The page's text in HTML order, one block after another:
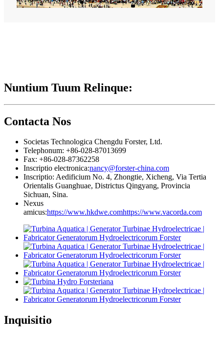
Nuntium Tuum Relinque:
Contacta Nos
Societas Technologica Chengdu Forster, Ltd.
Telephonum: +86-028-87013699
Fax: +86-028-87362258
Inscriptio electronica:nancy@forster-china.com
Inscriptio: Aedificium No. 4, Zhongtie, Xicheng, Via Tertia
Orientalis Guanghuae, Districtus Qingyang, Provincia
Sichuan, Sina.
Nexus
amicus:https://www.hkdwe.comhttps://www.vacorda.com
Inquisitio